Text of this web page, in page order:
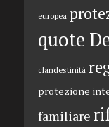
europea
quote
clandestinità
protezione
familiare